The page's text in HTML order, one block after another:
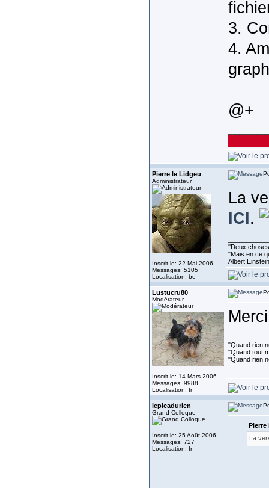
‎3.
‎4.
@+
Pierre le Lidgeu
Administrateur
Inscrit le: 22 Mai 2006
Messages: 5105
Localisation: be
La
ICI.
''Deux
"Mais en ce
Albert
Lustucru80
Modérateur
Inscrit le: 14 Mars 2006
Messages: 9988
Localisation: fr
"Quand rien
"Quand tout
"Quand rien
lepicadurien
Grand Colloque
Inscrit le: 25 Août 2006
Messages: 727
Localisation: fr
Pierre
La